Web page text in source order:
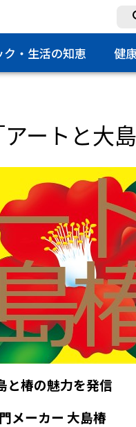
ク・生活の知恵 健
ートと大
と椿の魅力を発信
メーカー 大島椿